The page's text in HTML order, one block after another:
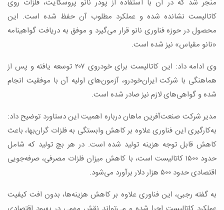
منجر شد که در آن با استفاده از پودر نانو پروسکایت، فلزات روی
کاتالیست نشانده شده و عملکرد مطلوب آن حفظ شده است. این
محصول در حوزه فناوری نانو قرار می‌گیرد و موفق به دریافت گواهینامه
«نانو مقیاس» نیز شده است.
وی ادامه داد: این کاتالیست برای خودروی ۲۰۷ توسعه یافته و پس از
هماهنگی با شرکت ایران‌خودرو، آزمون‌های اولیه آن با موفقیت انجام
شده و گواهی‌های لازم نیز صادر شده است.
مدیر شرکت صنعت‌آفرین ماهان درباره اهمیت این دستاورد توضیح داد:
به‌کارگیری این فناوری علاوه بر کاهش وابستگی به فلزات گران‌بها، باعث
کاهش قابل توجه هزینه تولید شده است. در هر بچ تولید که شامل
حدود ۱۵۰۰ کاتالیست است، با کاهش میزان فلزات مصرفی، صرفه‌جویی
اقتصادی حدود ۵۰۰ هزار دلار برآورد می‌شود.
به گفته رجبی، این فناوری علاوه بر کاهش هزینه‌ها، بدون افت کیفیت